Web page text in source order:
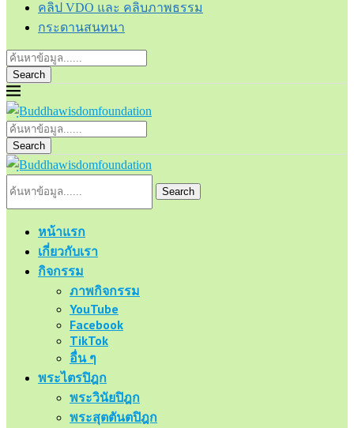
คลิป VDO และ คลิบภาพธรรม
กระดานสนทนา
Search
Search
Search
หน้าแรก
เกี่ยวกับเรา
กิจกรรม
ภาพกิจกรรม
YouTube
Facebook
TikTok
อื่น ๆ
พระไตรปิฎก
พระวินัยปิฎก
พระสุตตันตปิฎก